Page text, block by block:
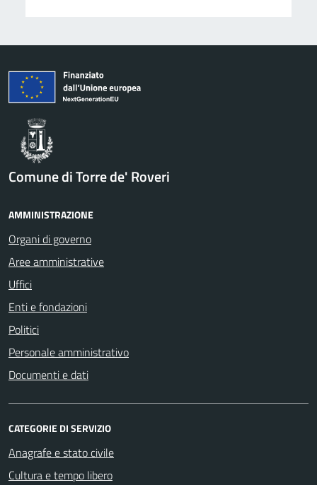
Comune di Torre de' Roveri
AMMINISTRAZIONE
Organi di governo
Aree amministrative
Uffici
Enti e fondazioni
Politici
Personale amministrativo
Documenti e dati
CATEGORIE DI SERVIZIO
Anagrafe e stato civile
Cultura e tempo libero